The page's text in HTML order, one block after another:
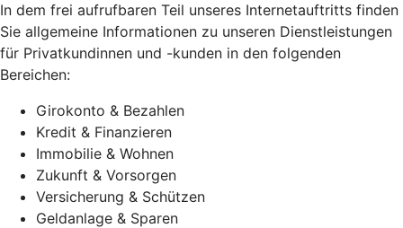
In dem frei aufrufbaren Teil unseres Internetauftritts finden
Sie allgemeine Informationen zu unseren Dienstleistungen
für Privatkundinnen und -kunden in den folgenden
Bereichen:
Girokonto & Bezahlen
Kredit & Finanzieren
Immobilie & Wohnen
Zukunft & Vorsorgen
Versicherung & Schützen
Geldanlage & Sparen